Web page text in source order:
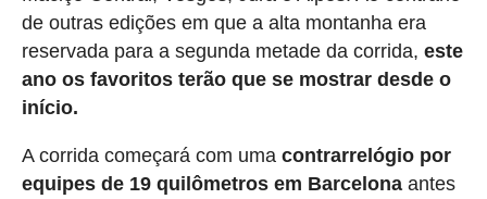
de outras edições em que a alta montanha era
reservada para a segunda metade da corrida, este
ano os favoritos terão que se mostrar desde o
início.
A corrida começará com uma contrarrelógio por
equipes de 19 quilômetros em Barcelonaantes